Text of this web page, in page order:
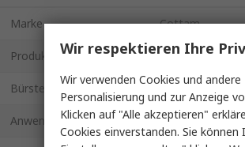
Marke Cottam
Produkt Typ Drahtbürste
Bürstentyp
Anwendung Technik,
Wir respektieren Ihre
Wir verwenden Cookies und
Personalisierung und zur Anzeige
Klicken auf "Alle akzeptieren"
Cookies einverstanden. Sie